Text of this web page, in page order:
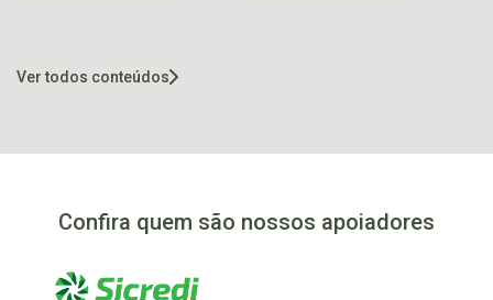
Ver todos conteúdos
Confira quem são nossos apoiadores